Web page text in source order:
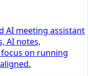
AI meeting assistant
AI notes,
on running